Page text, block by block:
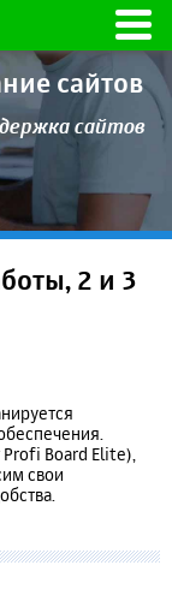
сайтов
сайтов
2 и 3
Board Elite),
свои